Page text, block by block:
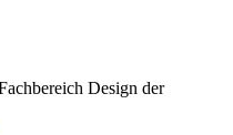
Design der